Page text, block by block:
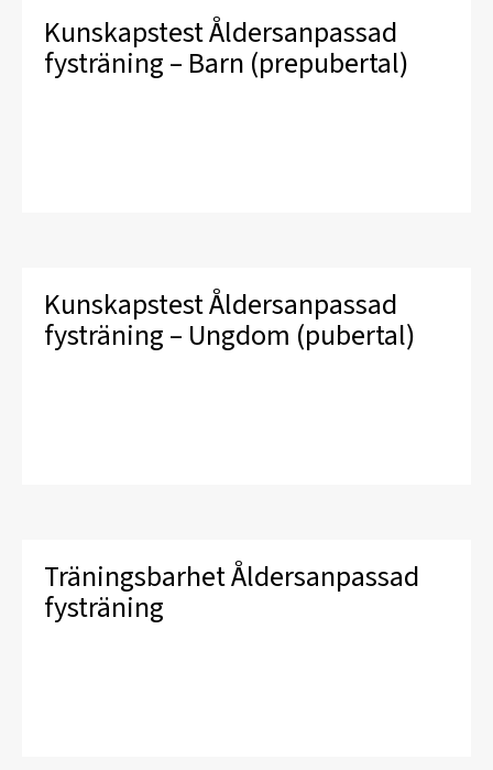
Kunskapstest Åldersanpassad
fysträning – Barn (prepubertal)
Kunskapstest Åldersanpassad
fysträning – Ungdom (pubertal)
Träningsbarhet Åldersanpassad
fysträning